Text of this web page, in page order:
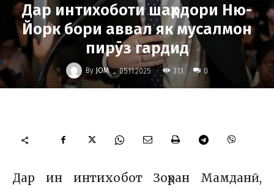
Дар интихоботи шаҳрдори Ню-
Йорк бори аввал як мусалмон
пирӯз гардид
By JOM - 05.11.2025 313 0
Дар ин интихобот Зоҳран Мамданӣ,